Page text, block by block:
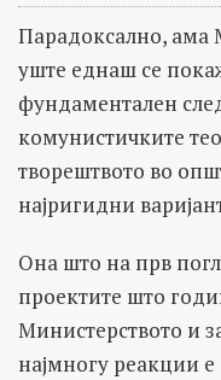
Парадоксално, ама
уште еднаш се
фундаментален
комунистичките
творештвото во
најригидни
Она што на прв
проектите што
Министерството и
најмногу реакции